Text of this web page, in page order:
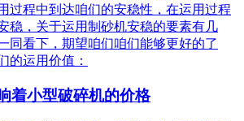
过程中到达咱们的安稳性，在运用过程
稳，关于运用制砂机安稳的要素有几
同看下，期望咱们咱们能够更好的了
的运用价值：
着小型破碎机的价格